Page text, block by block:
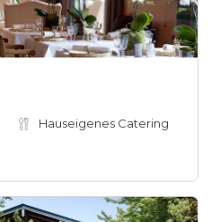
Hauseigenes Catering